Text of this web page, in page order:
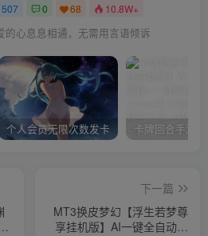
507 0 68 10.8W+
的心息息相通，无需用言语倾诉
个人会员无限次数发卡
下一篇
MT3换皮梦幻【浮生若梦尊
享挂机版】AI一键全自动搭